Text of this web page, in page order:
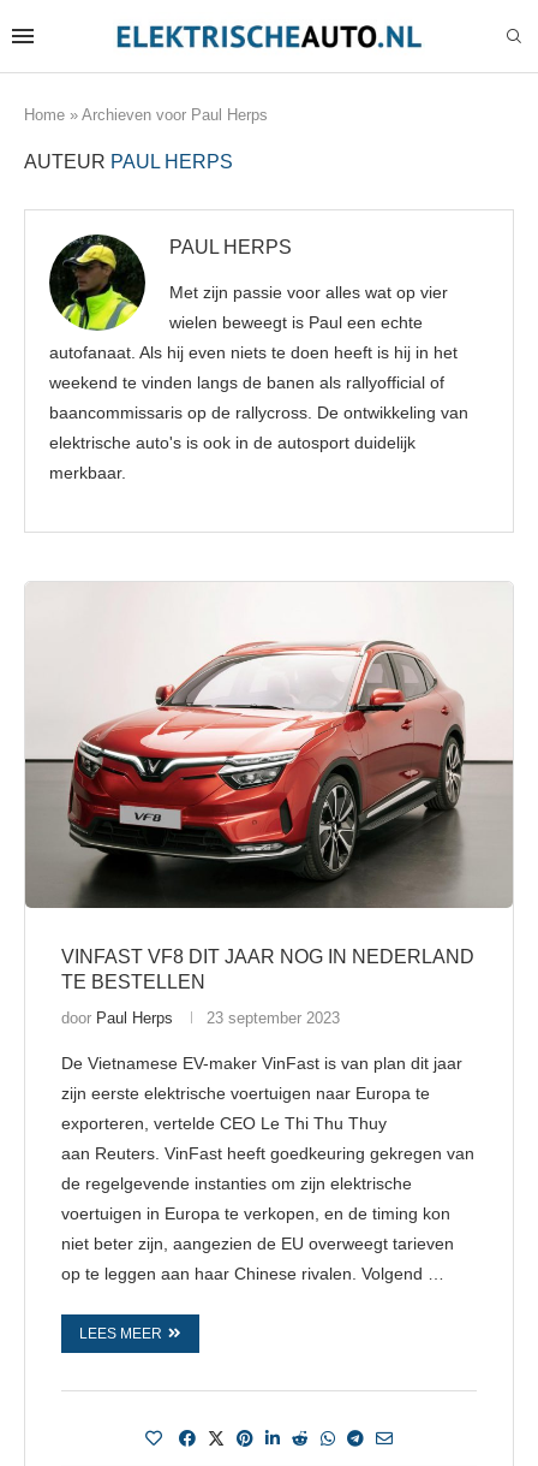
Home » Archieven voor Paul Herps
AUTEUR PAUL HERPS
PAUL HERPS
Met zijn passie voor alles wat op vier
wielen beweegt is Paul een echte
autofanaat. Als hij even niets te doen heeft is hij in het
weekend te vinden langs de banen als rallyofficial of
baancommissaris op de rallycross. De ontwikkeling van
elektrische auto's is ook in de autosport duidelijk
merkbaar.
VINFAST VF8 DIT JAAR NOG IN NEDERLAND
TE BESTELLEN
door Paul Herps 23 september 2023
De Vietnamese EV-maker VinFast is van plan dit jaar
zijn eerste elektrische voertuigen naar Europa te
exporteren, vertelde CEO Le Thi Thu Thuy
aan Reuters. VinFast heeft goedkeuring gekregen van
de regelgevende instanties om zijn elektrische
voertuigen in Europa te verkopen, en de timing kon
niet beter zijn, aangezien de EU overweegt tarieven
op te leggen aan haar Chinese rivalen. Volgend …
LEES MEER